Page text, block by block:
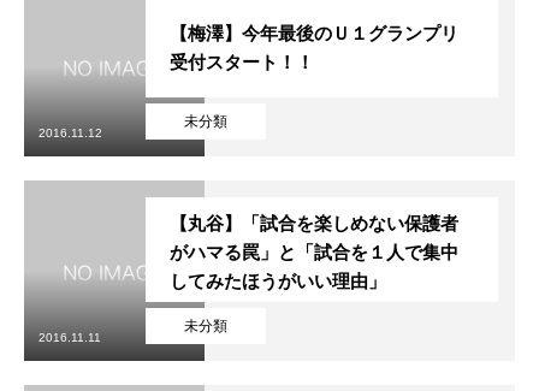
未分類
【梅澤】今年最後のＵ１グランプリ
受付スタート！！
2016.11.12
未分類
【丸谷】「試合を楽しめない保護者
がハマる罠」と「試合を１人で集中
してみたほうがいい理由」
2016.11.11